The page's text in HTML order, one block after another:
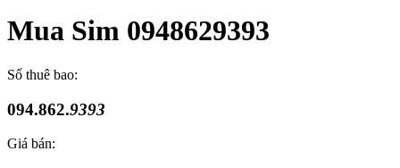
Mua Sim 0948629393
Số thuê bao:
094.862.9393
Giá bán: